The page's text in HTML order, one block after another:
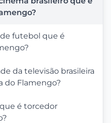
futebol que é
da televisão brasileira
do Flamengo?
é torcedor